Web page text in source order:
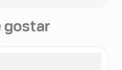
gostar